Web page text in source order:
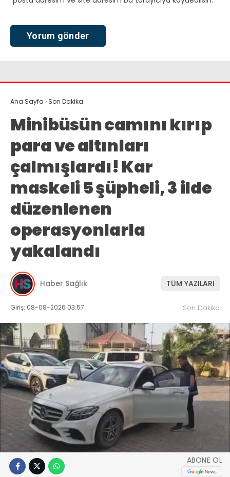
Ana Sayfa › Son Dakika
Minibüsün camını kırıp
para ve altınları
çalmışlardı! Kar
maskeli 5 şüpheli, 3 ilde
düzenlenen
operasyonlarla
yakalandı
Haber Sağlık TÜM YAZILARI
Giriş: 08-08-2026 03:57 Son Dakika
ABONE OL